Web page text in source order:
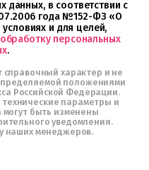
данных, в соответствии с
года №152-ФЗ «О
и для целей,
персональных
.
характер и не
положениями
Российской Федерации.
параметры и
могут быть изменены
уведомления.
наших менеджеров.